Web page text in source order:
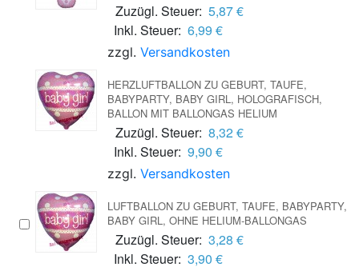
Zuzügl. Steuer: 5,87 €
Inkl. Steuer: 6,99 €
zzgl. Versandkosten
HERZLUFTBALLON ZU GEBURT, TAUFE,
BABYPARTY, BABY GIRL, HOLOGRAFISCH,
BALLON MIT BALLONGAS HELIUM
Zuzügl. Steuer: 8,32 €
Inkl. Steuer: 9,90 €
zzgl. Versandkosten
LUFTBALLON ZU GEBURT, TAUFE, BABYPARTY,
BABY GIRL, OHNE HELIUM-BALLONGAS
Zuzügl. Steuer: 3,28 €
Inkl. Steuer: 3,90 €